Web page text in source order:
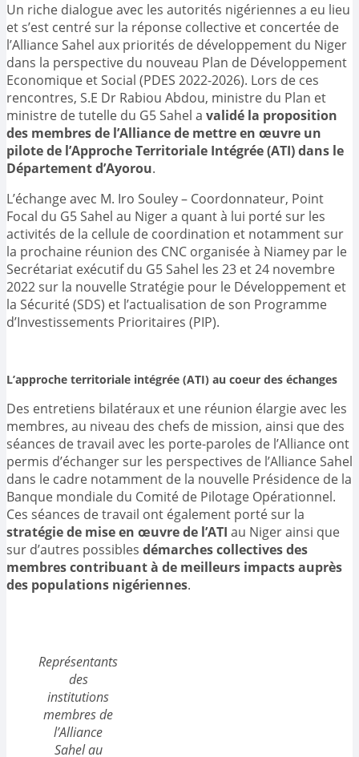
Un riche dialogue avec les autorités nigériennes a eu lieu
et s’est centré sur la réponse collective et concertée de
l’Alliance Sahel aux priorités de développement du Niger
dans la perspective du nouveau Plan de Développement
Economique et Social (PDES 2022-2026). Lors de ces
rencontres, S.E Dr Rabiou Abdou, ministre du Plan et
ministre de tutelle du G5 Sahel a validé la proposition
des membres de l’Alliance de mettre en œuvre un
pilote de l’Approche Territoriale Intégrée (ATI) dans le
Département d’Ayorou.
L’échange avec M. Iro Souley – Coordonnateur, Point
Focal du G5 Sahel au Niger a quant à lui porté sur les
activités de la cellule de coordination et notamment sur
la prochaine réunion des CNC organisée à Niamey par le
Secrétariat exécutif du G5 Sahel les 23 et 24 novembre
2022 sur la nouvelle Stratégie pour le Développement et
la Sécurité (SDS) et l’actualisation de son Programme
d’Investissements Prioritaires (PIP).
L’approche territoriale intégrée (ATI) au coeur des échanges
Des entretiens bilatéraux et une réunion élargie avec les
membres, au niveau des chefs de mission, ainsi que des
séances de travail avec les porte-paroles de l’Alliance ont
permis d’échanger sur les perspectives de l’Alliance Sahel
dans le cadre notamment de la nouvelle Présidence de la
Banque mondiale du Comité de Pilotage Opérationnel.
Ces séances de travail ont également porté sur la
stratégie de mise en œuvre de l’ATI au Niger ainsi que
sur d’autres possibles démarches collectives des
membres contribuant à de meilleurs impacts auprès
des populations nigériennes.
Représentants
des
institutions
membres de
l’Alliance
Sahel au